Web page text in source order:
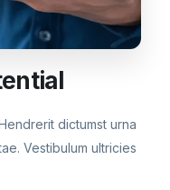
dictumst urna
Vestibulum ultricies